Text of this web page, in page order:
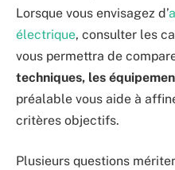
Lorsque vous envisagez d’
électrique, consulter les
vous permettra de
techniques, les
préalable vous aide à
critères objectifs.
Plusieurs questions